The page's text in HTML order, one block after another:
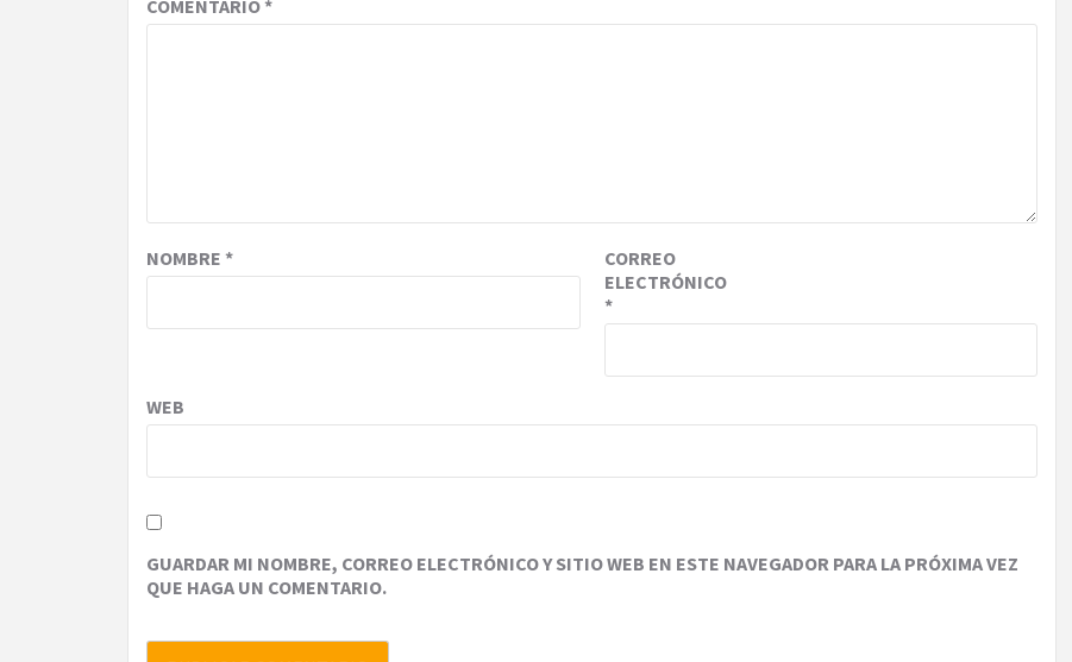
COMENTARIO*
NOMBRE *
CORREO
ELECTRÓNICO
*
WEB
GUARDAR MI NOMBRE, CORREO ELECTRÓNICO Y SITIO WEB EN ESTE NAVEGADOR PARA LA PRÓXIMA VEZ
QUE HAGA UN COMENTARIO.